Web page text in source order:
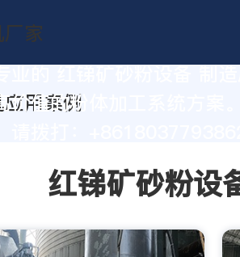
价值的粉体加工系统方案
红锑矿砂粉设